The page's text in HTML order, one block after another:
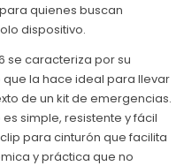
quienes buscan
dispositivo.
se caracteriza por su
la hace ideal para llevar
de un kit de emergencias.
simple, resistente y fácil
para cinturón que facilita
y práctica que no